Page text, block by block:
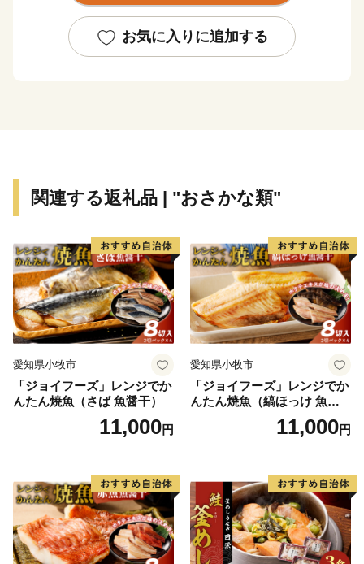
お気に入りに追加する
関連する返礼品 | "おさかな類"
愛知県小牧市
「ジョイフーズ」レンジでか
んたん焼魚（さば 魚醤干）
11,000円
愛知県小牧市
「ジョイフーズ」レンジでか
んたん焼魚（縞ほっけ 魚醤
11,000円